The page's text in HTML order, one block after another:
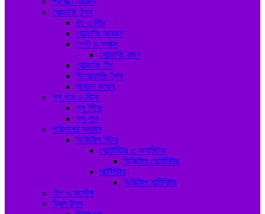
সোল্ডারিং টুলস
রাং ও লিড
সোল্ডারিং আয়রন
পেস্ট ও ফ্লাক্স
সোল্ডারিং রজন
সোল্ডারিং টিপ
ডিসোল্ডারিং টুলস
আয়রন কয়েল
গ্লু গান ও স্টিক
গ্লু স্টিক
গ্লু গান
পরিমাপের সরঞ্জাম
ডিজিটাল মিটার
ভোল্টমিটার ও অ্যামিটার
ডিজিটাল ভোল্টমিটার
মাল্টিমিটার
ডিজিটাল মাল্টিমিটার
টেপ ও কস্টেপ
ড্রিল টুলস